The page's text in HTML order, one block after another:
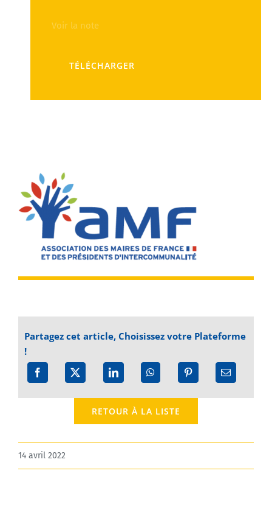
Voir la note
TÉLÉCHARGER
Partagez cet article, Choisissez votre Plateforme
!
RETOUR À LA LISTE
14 avril 2022